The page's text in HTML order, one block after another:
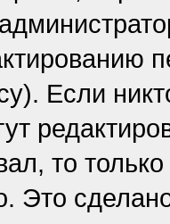
Если
то
Это